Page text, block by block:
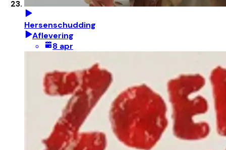
Hersenschudding
Aflevering
8 apr